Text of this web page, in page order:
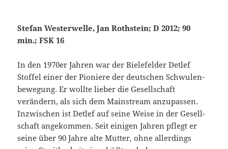
Stefan Westerwelle, Jan Rothstein; D 2012; 90
min.; FSK 16
In den 1970er Jahren war der Bielefelder Detlef
Stoffel einer der Pioniere der deutschen Schwulen­
bewegung. Er wollte lieber die Ge­sellschaft
verändern, als sich dem Main­stream anzupassen.
Inzwischen ist Detlef auf seine Weise in der Ge­sell­
schaft angekommen. Seit einigen Jahren pflegt er
seine über 90 Jahre alte Mutter, ohne allerdings